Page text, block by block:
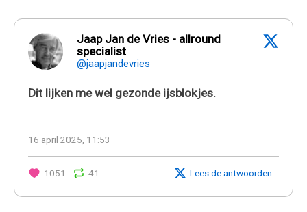
Jaap Jan de Vries - allround
specialist
@jaapjandevries
Dit lijken me wel gezonde ijsblokjes.
16 april 2025, 11:53
1051 41 Lees de antwoorden